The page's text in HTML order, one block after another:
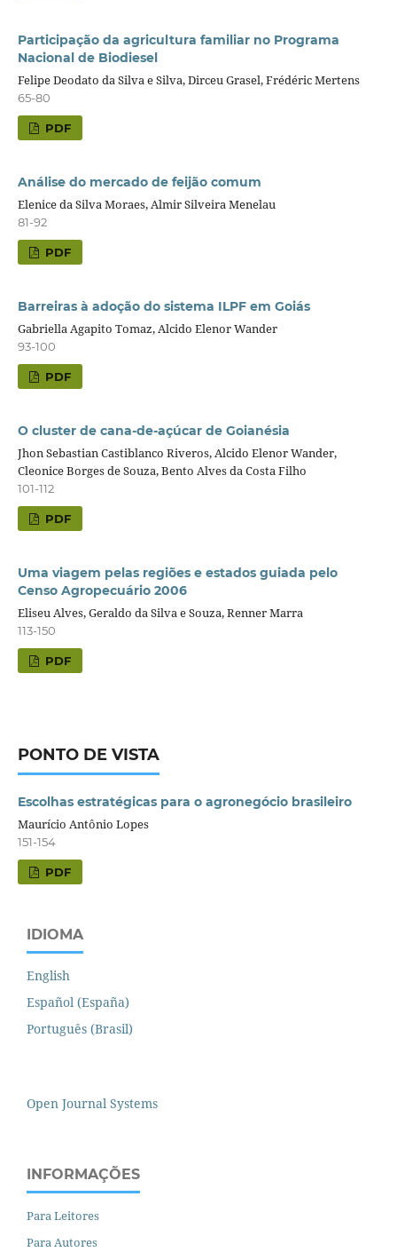
Participação da agricultura familiar no Programa
Nacional de Biodiesel
Felipe Deodato da Silva e Silva, Dirceu Grasel, Frédéric Mertens
65-80
PDF
Análise do mercado de feijão comum
Elenice da Silva Moraes, Almir Silveira Menelau
81-92
PDF
Barreiras à adoção do sistema ILPF em Goiás
Gabriella Agapito Tomaz, Alcido Elenor Wander
93-100
PDF
O cluster de cana-de-açúcar de Goianésia
Jhon Sebastian Castiblanco Riveros, Alcido Elenor Wander,
Cleonice Borges de Souza, Bento Alves da Costa Filho
101-112
PDF
Uma viagem pelas regiões e estados guiada pelo
Censo Agropecuário 2006
Eliseu Alves, Geraldo da Silva e Souza, Renner Marra
113-150
PDF
PONTO DE VISTA
Escolhas estratégicas para o agronegócio brasileiro
Maurício Antônio Lopes
151-154
PDF
IDIOMA
English
Español (España)
Português (Brasil)
Open Journal Systems
INFORMAÇÕES
Para Leitores
Para Autores